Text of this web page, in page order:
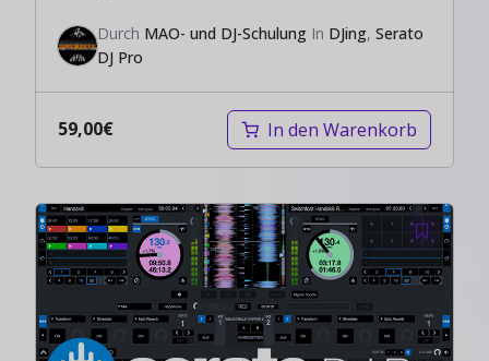
Durch MAO- und DJ-Schulung In DJing, Serato
DJ Pro
59,00€ In den Warenkorb